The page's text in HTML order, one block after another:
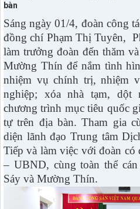
bàn
Sáng ngày 01/4, đoàn công
đồng chí Phạm Thị Tuyên,
làm trưởng đoàn đến thăm
Mường Thín để nắm tình
nhiệm vụ chính trị, nhiệm
nghiệp; xóa nhà tạm, dột
chương trình mục tiêu quốc
tự trên địa bàn. Tham gia
diện lãnh đạo Trung tâm
Tiếp và làm việc với đoàn
– UBND, cùng toàn thể
Sáy và Mường Thín.